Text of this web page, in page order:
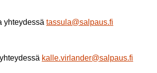
yhteydessätassula@salpaus.fi
kalle.virlander@salpaus.fi